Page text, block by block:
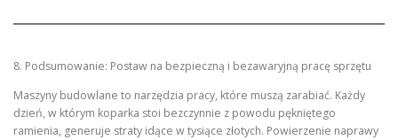
8. Podsumowanie: Postaw na bezpieczną i bezawaryjną pracę sprzętu
Maszyny budowlane to narzędzia pracy, które muszą zarabiać. Każdy
dzień, w którym koparka stoi bezczynnie z powodu pękniętego
ramienia, generuje straty idące w tysiące złotych. Powierzenie naprawy